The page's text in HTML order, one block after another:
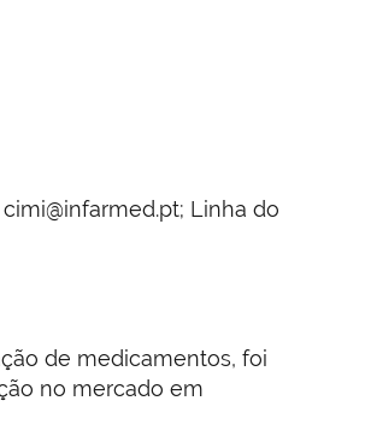
Linha do
de medicamentos, foi
no mercado em